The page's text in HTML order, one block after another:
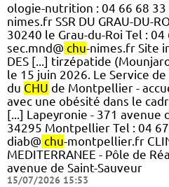
ologie-nutrition : 04 66 68 33
nimes.fr SSR DU GRAU-DU-
30240 le Grau-du-Roi Tel :
sec.mnd@ chu-nimes.fr Site
DES [...] tirzépatide
le 15 juin 2026. Le Service
du CHU de Montpellier -
avec une obésité dans le
[...] Lapeyronie - 371 avenue
34295 Montpellier Tel : 04
diab@ chu-montpellier.fr
MEDITERRANEE - Pôle de
avenue de Saint-Sauveur
15/07/2026 15:53